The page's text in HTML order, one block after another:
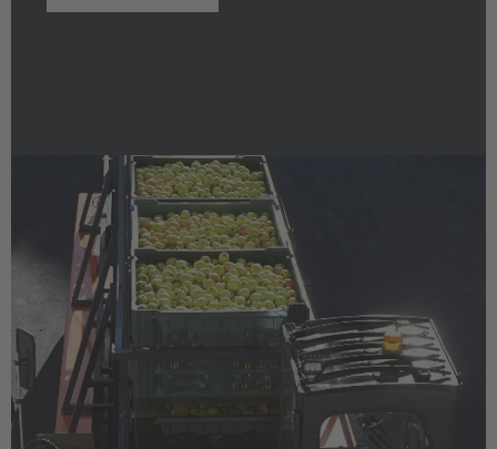
España
Español
France
Français
Great Britain
English